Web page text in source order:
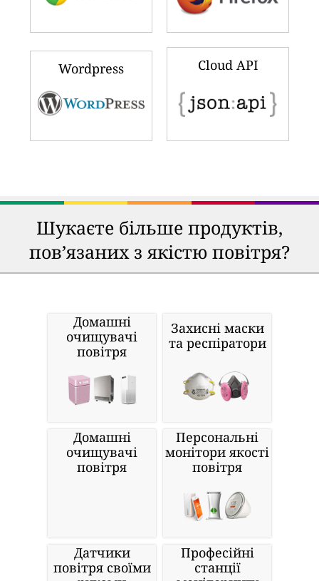
Wordpress Cloud API
Шукаєте більше продуктів,
пов’язаних з якістю повітря?
Домашні
очищувачі
повітря
Захисні маски
та респіратори
Домашні
очищувачі
повітря
Персональні
монітори якості
повітря
Датчики
повітря своїми
Професійні
станції